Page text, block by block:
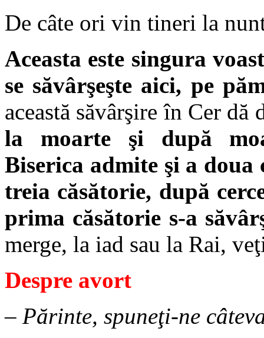
De câte ori vin tineri la
Aceasta este singura
se săvârşeşte aici, pe
această săvârşire în Cer
la moarte şi după
Biserica admite şi a
treia căsătorie, după
prima căsătorie s-a
merge, la iad sau la Rai,
Despre avort
– Părinte, spuneţi-ne